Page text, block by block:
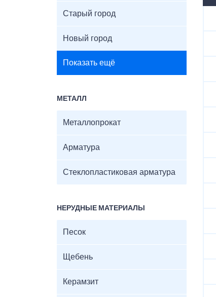
Старый город
Новый город
Показать ещё
МЕТАЛЛ
Металлопрокат
Арматура
Стеклопластиковая арматура
НЕРУДНЫЕ МАТЕРИАЛЫ
Песок
Щебень
Керамзит